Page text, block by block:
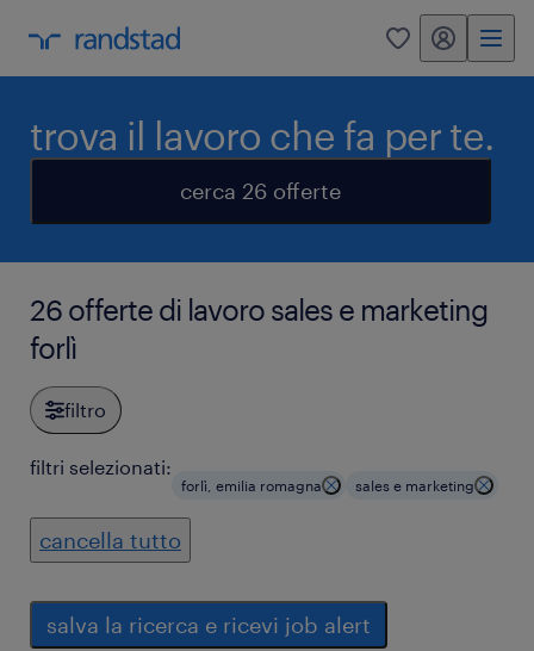
0 my randstad
trova il lavoro che fa per te.
cerca 26 offerte
26 offerte di lavoro sales e marketing
forlì
filtro
filtri selezionati:
forlì, emilia romagna sales e marketing
cancella tutto
salva la ricerca e ricevi job alert